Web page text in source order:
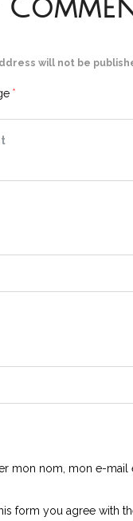
will not be
mon nom, mon e-
form you agree with